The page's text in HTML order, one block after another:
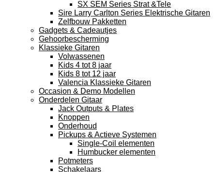
SX SEM Series Strat &Tele
Sire Larry Carlton Series Elektrische Gitaren
Zelfbouw Pakketten
Gadgets & Cadeautjes
Gehoorbescherming
Klassieke Gitaren
Volwassenen
Kids 4 tot 8 jaar
Kids 8 tot 12 jaar
Valencia Klassieke Gitaren
Occasion & Demo Modellen
Onderdelen Gitaar
Jack Outputs & Plates
Knoppen
Onderhoud
Pickups & Actieve Systemen
Single-Coil elementen
Humbucker elementen
Potmeters
Schakelaars